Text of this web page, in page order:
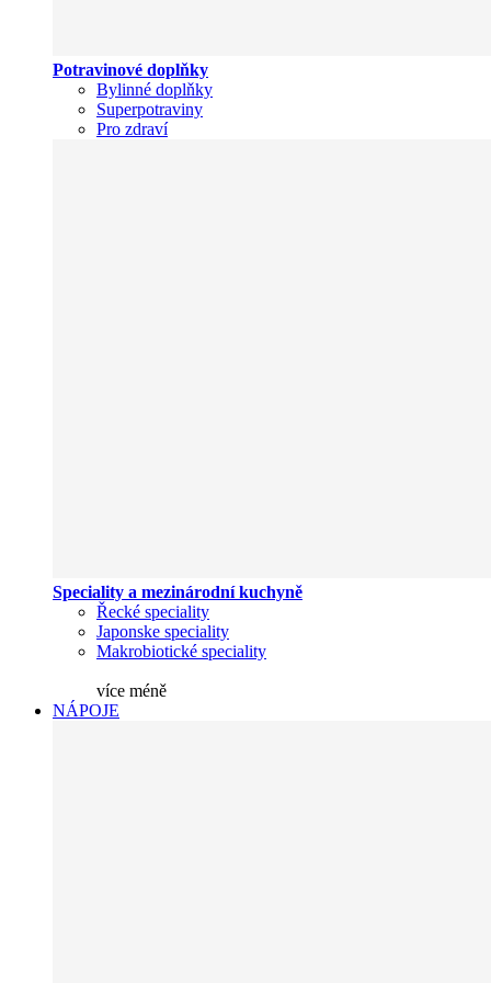
Potravinové doplňky
Bylinné doplňky
Superpotraviny
Pro zdraví
Speciality a mezinárodní kuchyně
Řecké speciality
Japonske speciality
Makrobiotické speciality
více méně
NÁPOJE